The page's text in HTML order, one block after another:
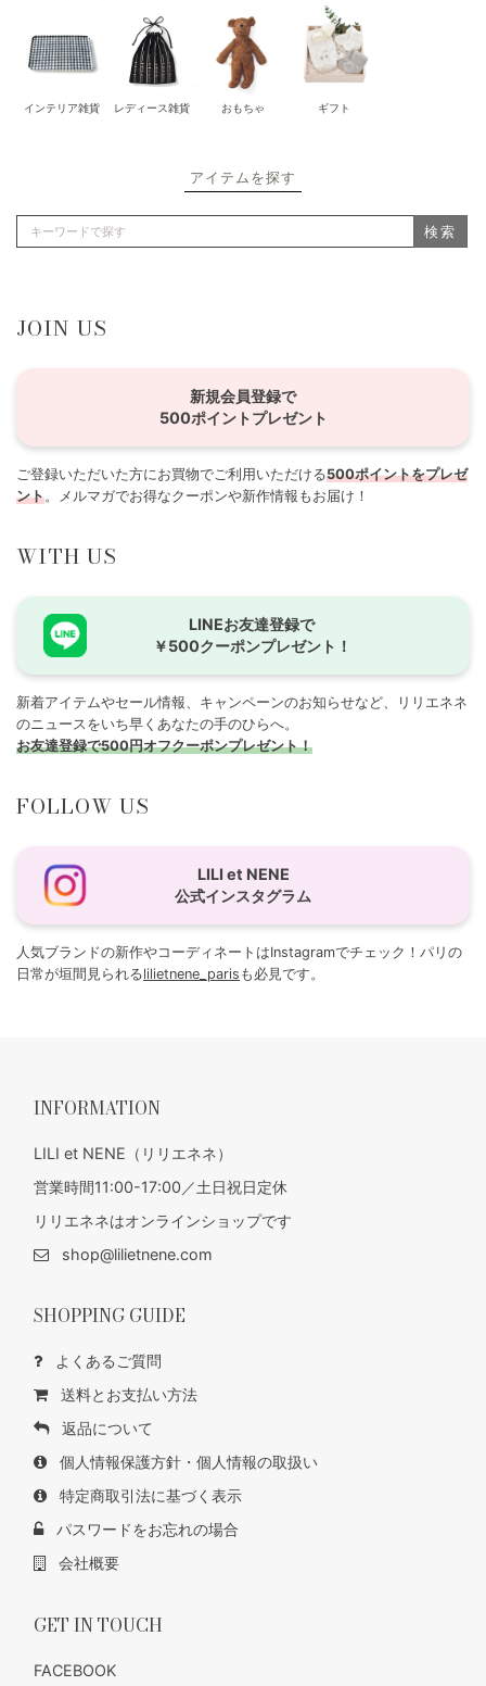
インテリア雑貨 レディース雑貨 おもちゃ ギフト
アイテムを探す
検索
JOIN US
新規会員登録で
500ポイントプレゼント
ご登録いただいた方にお買物でご利用いただける500ポイントをプレゼ
ント。メルマガでお得なクーポンや新作情報もお届け！
WITH US
LINEお友達登録で
￥500クーポンプレゼント！
新着アイテムやセール情報、キャンペーンのお知らせなど、リリエネネ
のニュースをいち早くあなたの手のひらへ。
お友達登録で500円オフクーポンプレゼント！
FOLLOW US
LILI et NENE
公式インスタグラム
人気ブランドの新作やコーディネートはInstagramでチェック！パリの
日常が垣間見られるlilietnene_paris も必見です。
INFORMATION
LILI et NENE（リリエネネ）
営業時間11:00-17:00／土日祝日定休
リリエネネはオンラインショップです
shop@lilietnene.com
SHOPPING GUIDE
よくあるご質問
送料とお支払い方法
返品について
個人情報保護方針・個人情報の取扱い
特定商取引法に基づく表示
パスワードをお忘れの場合
会社概要
GET IN TOUCH
FACEBOOK